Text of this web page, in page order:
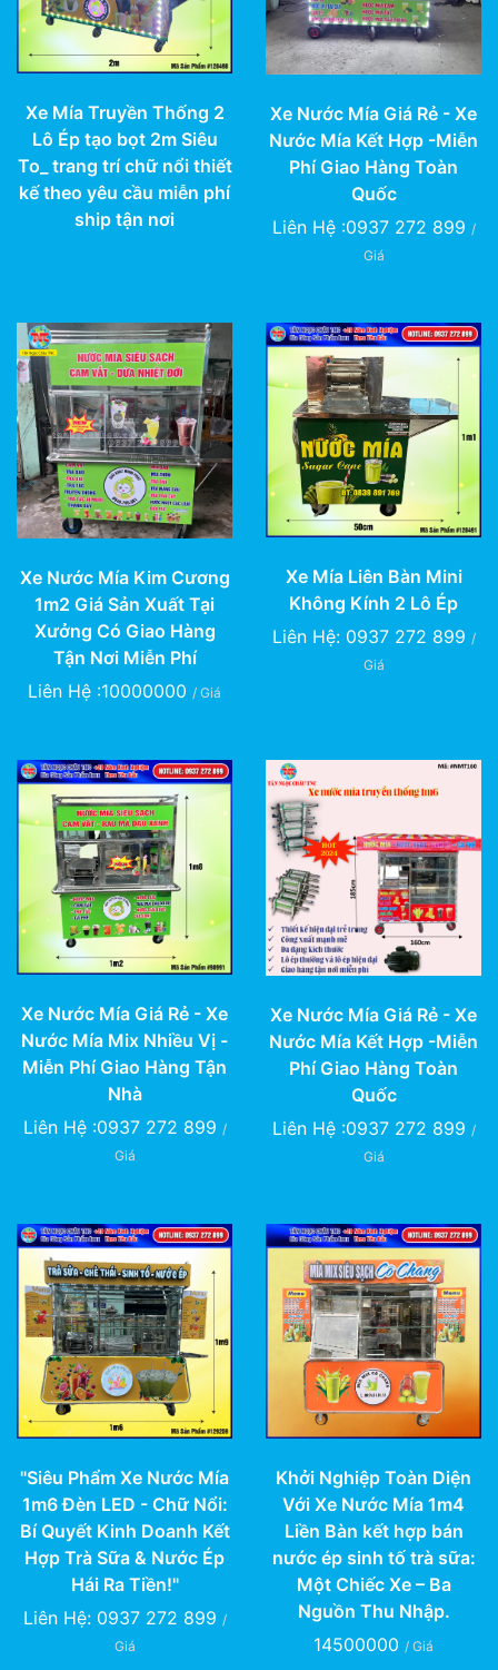
Xe Mía Truyền Thống 2
Lô Ép tạo bọt 2m Siêu
To_ trang trí chữ nổi thiết
kế theo yêu cầu miễn phí
ship tận nơi
Xe Nước Mía Giá Rẻ - Xe
Nước Mía Kết Hợp -Miễn
Phí Giao Hàng Toàn
Quốc
Liên Hệ :0937 272 899 /
Giá
Xe Nước Mía Kim Cương
1m2 Giá Sản Xuất Tại
Xưởng Có Giao Hàng
Tận Nơi Miễn Phí
Liên Hệ :10000000 / Giá
Xe Mía Liên Bàn Mini
Không Kính 2 Lô Ép
Liên Hệ: 0937 272 899 /
Giá
Xe Nước Mía Giá Rẻ - Xe
Nước Mía Mix Nhiều Vị -
Miễn Phí Giao Hàng Tận
Nhà
Liên Hệ :0937 272 899 /
Giá
Xe Nước Mía Giá Rẻ - Xe
Nước Mía Kết Hợp -Miễn
Phí Giao Hàng Toàn
Quốc
Liên Hệ :0937 272 899 /
Giá
"Siêu Phẩm Xe Nước Mía
1m6 Đèn LED - Chữ Nổi:
Bí Quyết Kinh Doanh Kết
Hợp Trà Sữa & Nước Ép
Hái Ra Tiền!"
Liên Hệ: 0937 272 899 /
Giá
Khởi Nghiệp Toàn Diện
Với Xe Nước Mía 1m4
Liền Bàn kết hợp bán
nước ép sinh tố trà sữa:
Một Chiếc Xe – Ba
Nguồn Thu Nhập.
14500000 / Giá